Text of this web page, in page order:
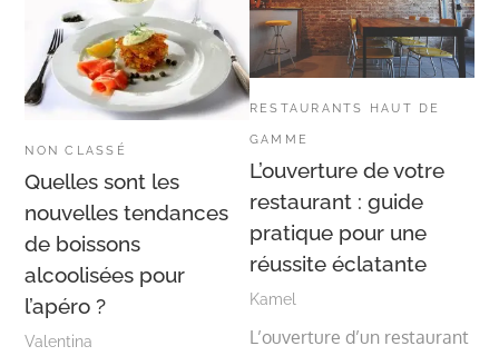
NON CLASSÉ
Quelles sont les
nouvelles tendances
de boissons
alcoolisées pour
l’apéro ?
Valentina
RESTAURANTS HAUT DE
GAMME
L’ouverture de votre
restaurant : guide
pratique pour une
réussite éclatante
Kamel
L’ouverture d’un restaurant